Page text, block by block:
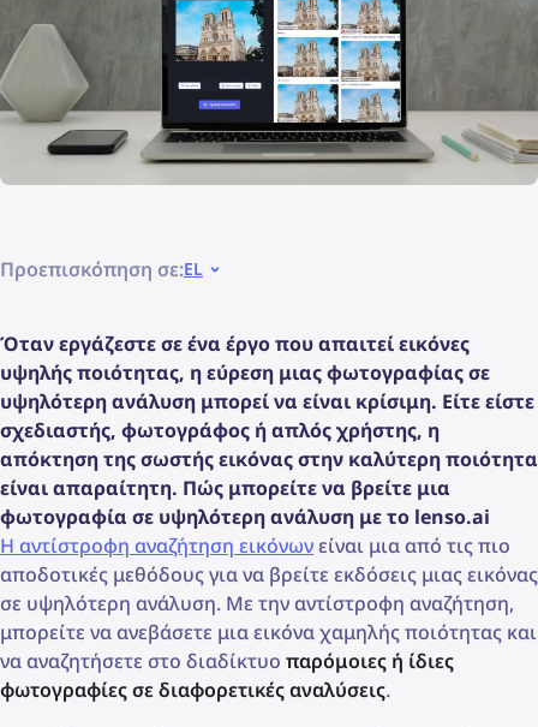
Προεπισκόπηση σε:EL
Όταν εργάζεστε σε ένα έργο που απαιτεί εικόνες
υψηλής ποιότητας, η εύρεση μιας φωτογραφίας σε
υψηλότερη ανάλυση μπορεί να είναι κρίσιμη. Είτε είστε
σχεδιαστής, φωτογράφος ή απλός χρήστης, η
απόκτηση της σωστής εικόνας στην καλύτερη ποιότητα
είναι απαραίτητη. Πώς μπορείτε να βρείτε μια
φωτογραφία σε υψηλότερη ανάλυση με το lenso.ai
Η αντίστροφη αναζήτηση εικόνωνείναι μια από τις πιο
αποδοτικές μεθόδους για να βρείτε εκδόσεις μιας εικόνας
σε υψηλότερη ανάλυση. Με την αντίστροφη αναζήτηση,
μπορείτε να ανεβάσετε μια εικόνα χαμηλής ποιότητας και
να αναζητήσετε στο διαδίκτυο παρόμοιες ή ίδιες
φωτογραφίες σε διαφορετικές αναλύσεις.